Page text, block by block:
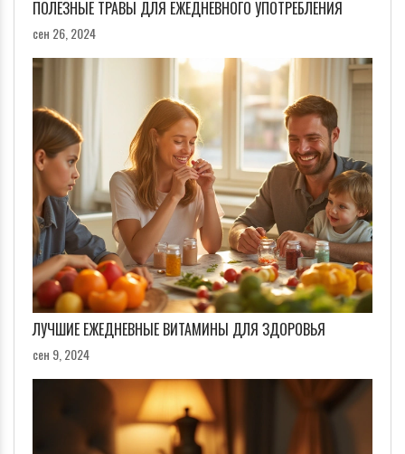
ПОЛЕЗНЫЕ ТРАВЫ ДЛЯ ЕЖЕДНЕВНОГО УПОТРЕБЛЕНИЯ
сен 26, 2024
ЛУЧШИЕ ЕЖЕДНЕВНЫЕ ВИТАМИНЫ ДЛЯ ЗДОРОВЬЯ
сен 9, 2024